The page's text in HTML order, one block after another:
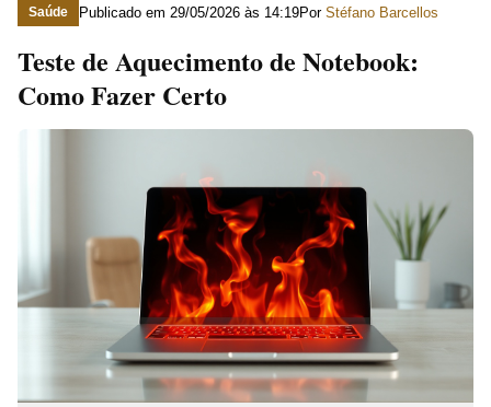
Saúde Publicado em 29/05/2026 às 14:19Por Stéfano Barcellos
Teste de Aquecimento de Notebook:
Como Fazer Certo